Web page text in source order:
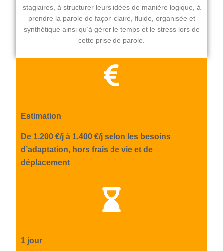
stagiaires, à structurer leurs idées de manière logique, à
prendre la parole de façon claire, fluide, organisée et
synthétique ainsi qu’à gérer le temps et le stress lors de
cette prise de parole.
Estimation
De 1.200 €/j à 1.400 €/j selon les besoins
d’adaptation, hors frais de vie et de
déplacement
1 jour